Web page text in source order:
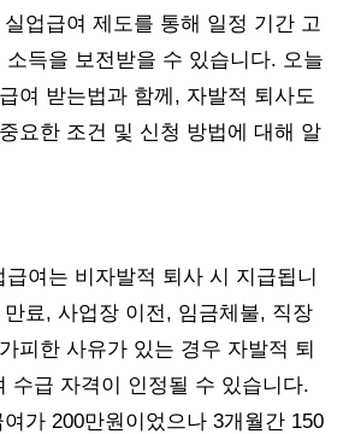
업급여 제도를 통해 일정 기간 고
소득을 보전받을 수 있습니다. 오늘
여 받는법과 함께, 자발적 퇴사도
요한 조건 및 신청 방법에 대해 알
여는 비자발적 퇴사 시 지급됩니
료, 사업장 이전, 임금체불, 직장
피한 사유가 있는 경우 자발적 퇴
수급 자격이 인정될 수 있습니다.
가 200만원이었으나 3개월간 150